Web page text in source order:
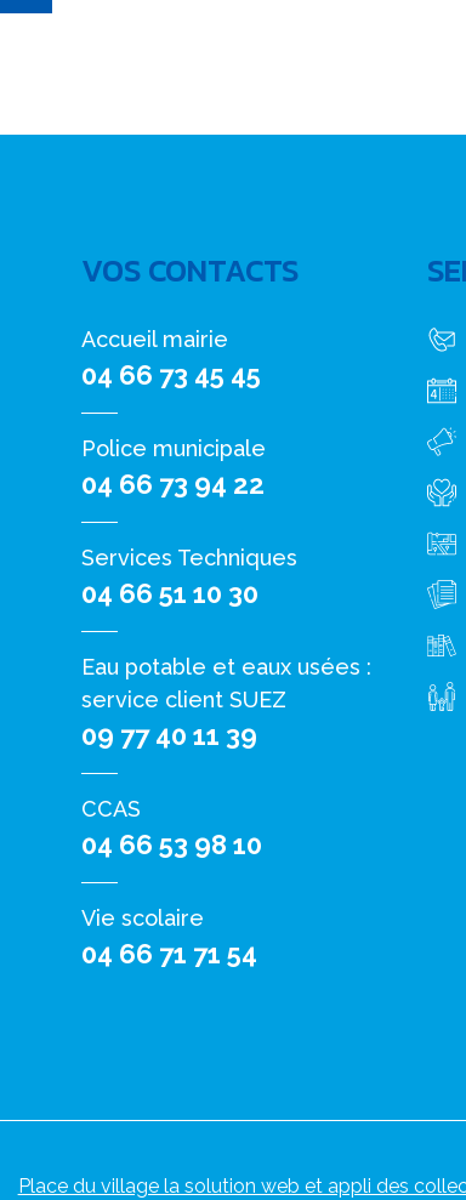
VOS CONTACTS
Accueil mairie
04 66 73 45 45
Police municipale
04 66 73 94 22
Services Techniques
04 66 51 10 30
Eau potable et eaux usées :
service client SUEZ
09 77 40 11 39
CCAS
04 66 53 98 10
Vie scolaire
04 66 71 71 54
Place du village la solution web et appli des